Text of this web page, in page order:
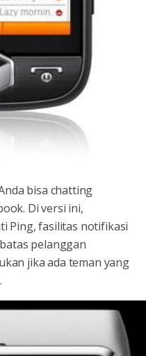
bisa chatting
Di versi ini,
Ping, fasilitas notifikasi
pelanggan
jika ada teman yang